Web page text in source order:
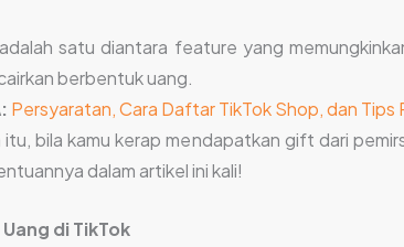
satu diantara feature yang
berbentuk uang.
Persyaratan, Cara Daftar TikTok Shop, dan Tips
itu, bila kamu kerap mendapatkan gift dari
dalam artikel ini kali!
di TikTok